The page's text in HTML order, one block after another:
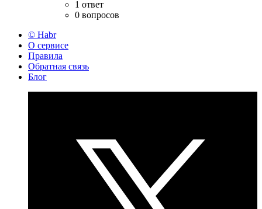
1 ответ
0 вопросов
© Habr
О сервисе
Правила
Обратная связь
Блог